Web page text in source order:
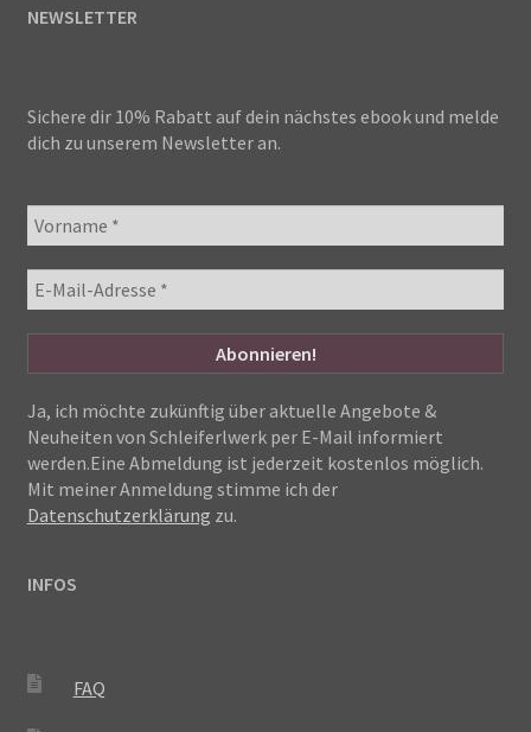
NEWSLETTER
Sichere dir 10% Rabatt auf dein nächstes ebook und melde
dich zu unserem Newsletter an.
Ja, ich möchte zukünftig über aktuelle Angebote &
Neuheiten von Schleiferlwerk per E-Mail informiert
werden.Eine Abmeldung ist jederzeit kostenlos möglich.
Mit meiner Anmeldung stimme ich der
Datenschutzerklärung zu.
INFOS
FAQ